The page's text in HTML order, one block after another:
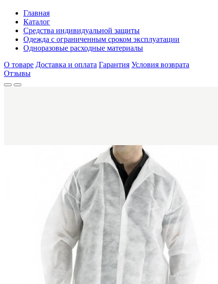
Главная
Каталог
Средства индивидуальной защиты
Одежда с ограниченным сроком эксплуатации
Одноразовые расходные материалы
О товаре Доставка и оплата Гарантия Условия возврата
Отзывы